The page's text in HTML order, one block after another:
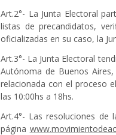
Art.2°- La Junta Electoral
listas de precandidatos,
oficializadas en su caso, la
Art.3°- La Junta Electoral
Autónoma de Buenos
relacionada con el proceso
las 10:00hs a 18hs.
Art.4°- Las resoluciones de
página